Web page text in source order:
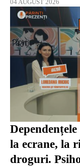
04 AUGUST 2026
la ecrane, la
droguri.